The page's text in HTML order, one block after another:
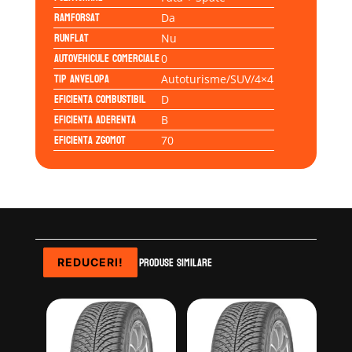
Ramforsat Da
Runflat Nu
Autovehicule comerciale0
Tip anvelopa Autoturisme/SUV/4×4
Eficienta Combustibil D
Eficienta Aderenta B
Eficienta Zgomot 70
Produse similare
REDUCERI!
REDUCERI!
REDUCERI!
REDUCERI!